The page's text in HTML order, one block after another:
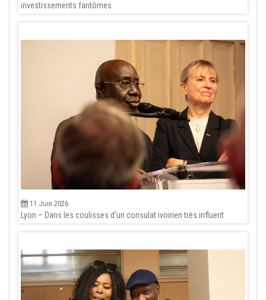
investissements fantômes
11 Juin 2026
Lyon – Dans les coulisses d'un consulat ivoirien très influent